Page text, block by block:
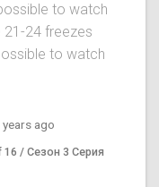
to watch
24 freezes
to watch
years ago
16 / Сезон 3 Серия